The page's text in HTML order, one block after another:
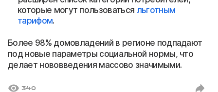
которые могут пользоваться льготным
тарифом.
Более 98% домовладений в регионе подпадают
под новые параметры социальной нормы, что
делает нововведения массово значимыми.
340